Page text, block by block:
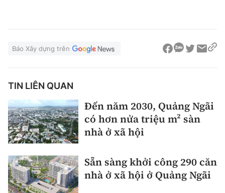
Báo Xây dựng trên
TIN LIÊN QUAN
Đến năm 2030, Quảng Ngãi
có hơn nửa triệu m² sàn
nhà ở xã hội
Sẵn sàng khởi công 290 căn
nhà ở xã hội ở Quảng Ngãi